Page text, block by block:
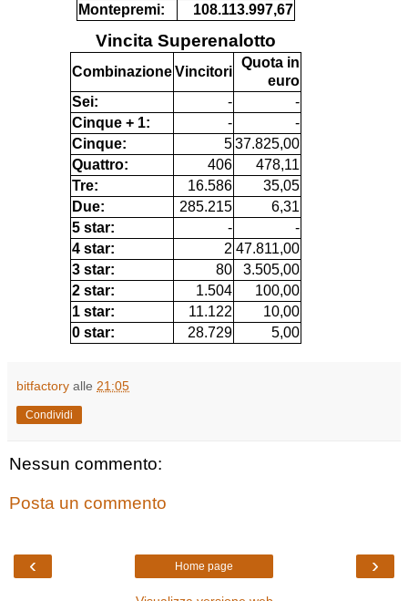
Montepremi:
108.113.997,67
Vincita Superenalotto
CombinazioneVincitori
Quota in
euro
Sei:
-
-
Cinque + 1:
-
-
Cinque:
537.825,00
Quattro:
406
478,11
Tre:
16.586
35,05
Due:
285.215
6,31
5 star:
-
-
4 star:
2 47.811,00
3 star:
80
3.505,00
2 star:
1.504
100,00
1 star:
11.122
10,00
0 star:
28.729 5,00
bitfactory alle 21:05
Condividi
Nessun commento:
Posta un commento
‹ ›
Home page